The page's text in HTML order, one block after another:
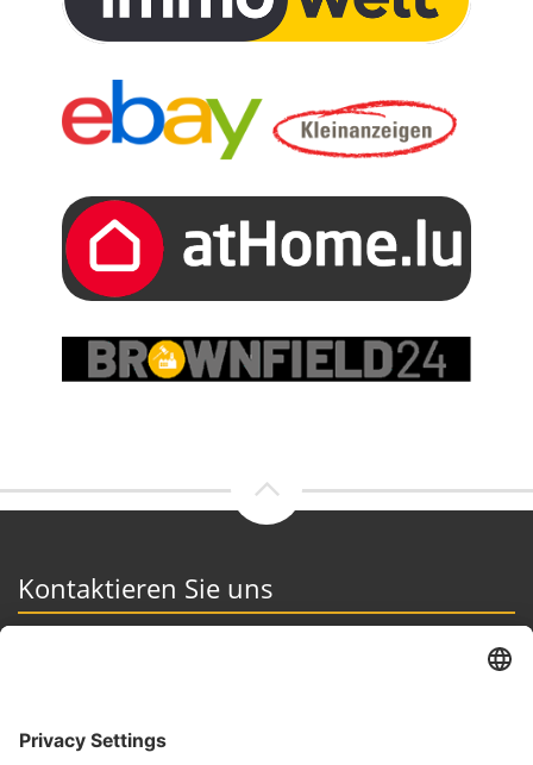
Kontaktieren Sie uns
06581- 999 75 75